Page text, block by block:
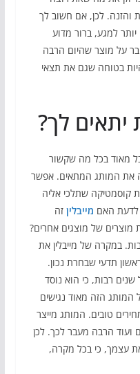
והזנה. לכן, אם חשוב לך
למגע, ברור מדוע
על מוצר שהיום הרבה
בטוחה שגם את תצאי
יתאים לך?
מאוד בכל מה שקשור
את המותג המתאים. אפשר
קוסמטיקה שתלכי אליה
לדעת האם מייבליןזה
מוצרים של מוצגים אחרים?
במקרה של מייבלין את
תדעי שבחרת נכון.
שנים רבות, כי הוא נוסד
של המותג הזה מאוד נגישים
טובים. המותג מייצר
ועוד הרבה מעבר לכך. לכן
עצמך, כי בכל מקרה,